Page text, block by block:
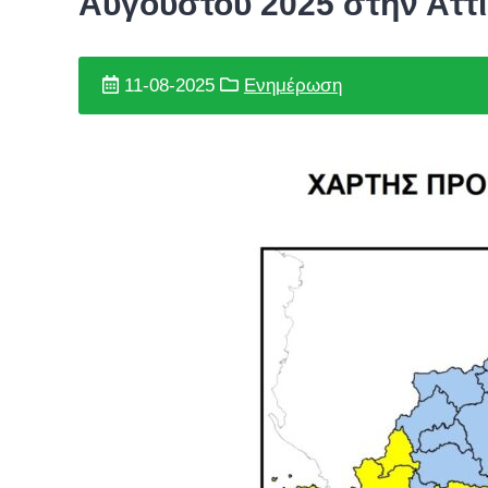
11-08-2025 Ενημέρωση